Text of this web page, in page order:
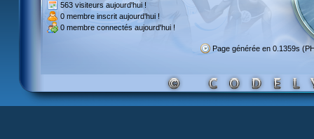
563 visiteurs aujourd'hui !
0 membre inscrit aujourd'hui !
0 membre connectés aujourd'hui !
Page générée en 0.1359s